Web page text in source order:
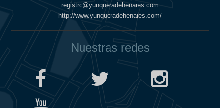
registro@yunqueradehenares.com
http://www.yunqueradehenares.com/
Nuestras redes